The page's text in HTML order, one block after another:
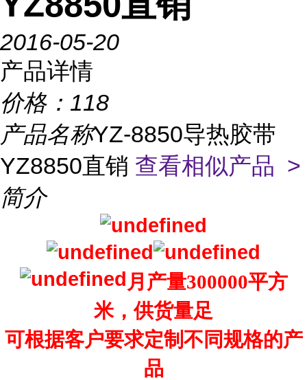
2016-05-20
产品详情
价格： 118
产品名称YZ-8850导热胶带
YZ8850直销 查看相似产品 >
简介
月产量300000平方
米，供货量足
可根据客户要求定制不同规格的产
品